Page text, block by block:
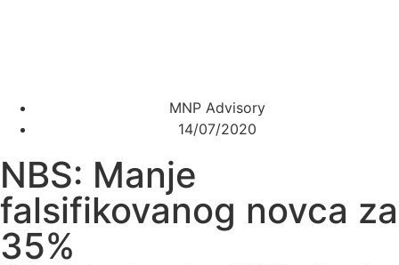
MNP Advisory
14/07/2020
NBS: Manje
falsifikovanog novca za
35%